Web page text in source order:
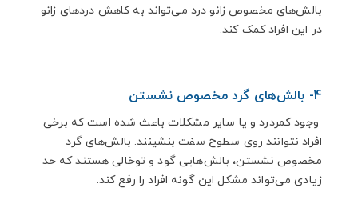
بالش‌های مخصوص زانو درد می‌تواند به کاهش دردهای زانو
در این افراد کمک کند.
4- بالش‌های گرد مخصوص نشستن
وجود کمردرد و یا سایر مشکلات باعث شده است که برخی
افراد نتوانند روی سطوح سفت بنشینند. بالش‌های گرد
مخصوص نشستن، بالش‌هایی گود و توخالی هستند که حد
زیادی می‌تواند مشکل این گونه افراد را رفع کند.